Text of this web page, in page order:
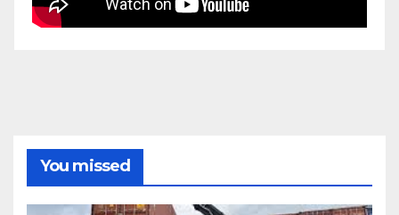
You missed